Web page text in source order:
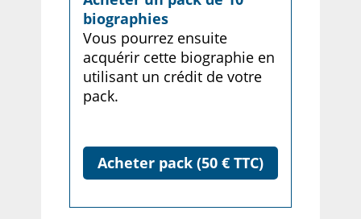
biographies
Vous pourrez ensuite
acquérir cette biographie en
utilisant un crédit de votre
pack.
Acheter pack (50 € TTC)